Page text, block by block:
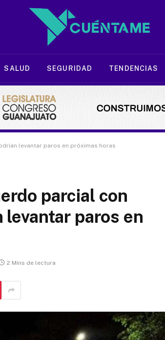
SALUD SEGURIDAD TENDENCIAS
levantar paros en próximas horas
parcial con
levantar paros en
2 Mins de lectura